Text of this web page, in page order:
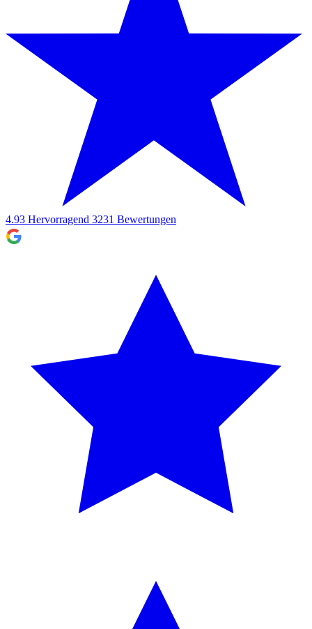
4.93 Hervorragend 3231 Bewertungen